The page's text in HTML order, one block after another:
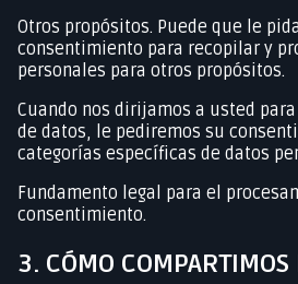
Otros propósitos. Puede que le
consentimiento para recopilar y
personales para otros propósitos.
Cuando nos dirijamos a usted
de datos, le pediremos su
categorías específicas de datos
Fundamento legal para el
consentimiento.
3. CÓMO COMPARTIMOS